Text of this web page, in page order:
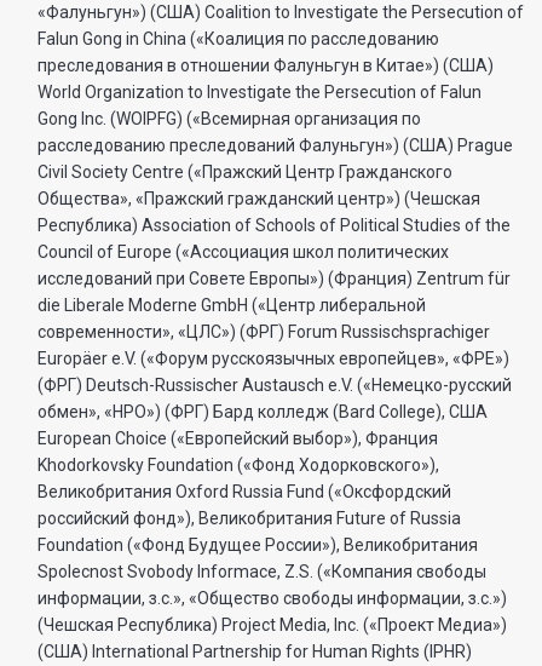
«Фалуньгун») (США) Coalition to Investigate the Persecution of
Falun Gong in China («Коалиция по расследованию
преследования в отношении Фалуньгун в Китае») (США)
World Organization to Investigate the Persecution of Falun
Gong Inc. (WOIPFG) («Всемирная организация по
расследованию преследований Фалуньгун») (США) Prague
Civil Society Centre («Пражский Центр Гражданского
Общества», «Пражский гражданский центр») (Чешская
Республика) Association of Schools of Political Studies of the
Council of Europe («Ассоциация школ политических
исследований при Совете Европы») (Франция) Zentrum für
die Liberale Moderne GmbH («Центр либеральной
современности», «ЦЛС») (ФРГ) Forum Russischsprachiger
Europäer e.V. («Форум русскоязычных европейцев», «ФРЕ»)
(ФРГ) Deutsch-Russischer Austausch e.V. («Немецко-русский
обмен», «НРО») (ФРГ) Бард колледж (Bard College), США
European Choice («Европейский выбор»), Франция
Khodorkovsky Foundation («Фонд Ходорковского»),
Великобритания Oxford Russia Fund («Оксфордский
российский фонд»), Великобритания Future of Russia
Foundation («Фонд Будущее России»), Великобритания
Spolecnost Svobody Informace, Z.S. («Компания свободы
информации, з.с.», «Общество свободы информации, з.с.»)
(Чешская Республика) Project Media, Inc. («Проект Медиа»)
(США) International Partnership for Human Rights (IPHR)